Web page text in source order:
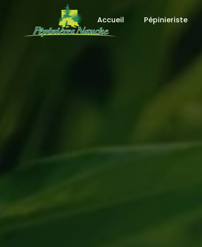
Accueil Pépinieriste
Panneau de gestion des cookies